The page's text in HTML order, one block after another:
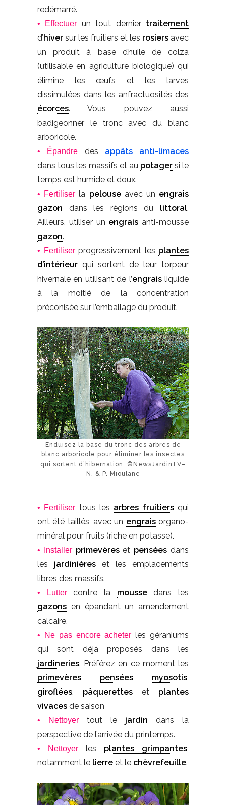
redémarré.
• Effectuer un tout dernier traitement
d’hiver sur les fruitiers et les rosiers avec
un produit à base d’huile de colza
(utilisable en agriculture biologique) qui
élimine les œufs et les larves
dissimulées dans les anfractuosités des
écorces. Vous pouvez aussi
badigeonner le tronc avec du blanc
arboricole.
• Épandre des appâts anti-limaces
dans tous les massifs et au potager si le
temps est humide et doux.
• Fertiliser la pelouseavec un engrais
gazon dans les régions du littoral.
Ailleurs, utiliser un engrais anti-mousse
gazon.
• Fertiliserprogressivement les plantes
d’intérieur qui sortent de leur torpeur
hivernale en utilisant de l’engraisliquide
à la moitié de la concentration
préconisée sur l’emballage du produit.
Enduisez la base du tronc des arbres de
blanc arboricole pour éliminer les insectes
qui sortent d’hibernation. ©NewsJardinTV–
N. & P. Mioulane
• Fertiliser tous les arbres fruitiersqui
ont été taillés, avec un engraisorgano-
minéral pour fruits (riche en potasse).
• Installer primevèreset pensées dans
les jardinières et les emplacements
libres des massifs.
• Luttercontre la moussedans les
gazons en épandant un amendement
calcaire.
• Ne pas encore acheter les géraniums
qui sont déjà proposés dans les
jardineries. Préférez en ce moment les
primevères, pensées, myosotis,
giroflées, pâquerettes et plantes
vivaces de saison
• Nettoyer tout le jardin dans la
perspective de l’arrivée du printemps.
• Nettoyer les plantes grimpantes,
notamment le lierre et le chèvrefeuille.